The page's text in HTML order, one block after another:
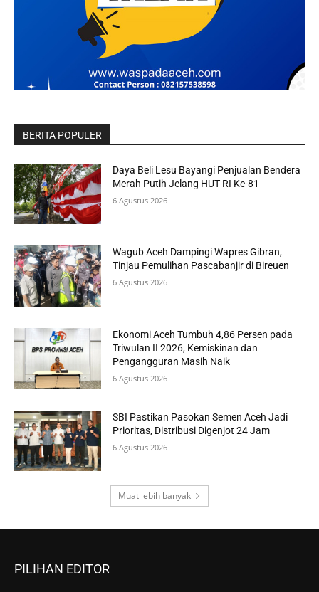
BERITA POPULER
Daya Beli Lesu Bayangi Penjualan Bendera
Merah Putih Jelang HUT RI Ke-81
6 Agustus 2026
Wagub Aceh Dampingi Wapres Gibran,
Tinjau Pemulihan Pascabanjir di Bireuen
6 Agustus 2026
Ekonomi Aceh Tumbuh 4,86 Persen pada
Triwulan II 2026, Kemiskinan dan
Pengangguran Masih Naik
6 Agustus 2026
SBI Pastikan Pasokan Semen Aceh Jadi
Prioritas, Distribusi Digenjot 24 Jam
6 Agustus 2026
Muat lebih banyak
PILIHAN EDITOR